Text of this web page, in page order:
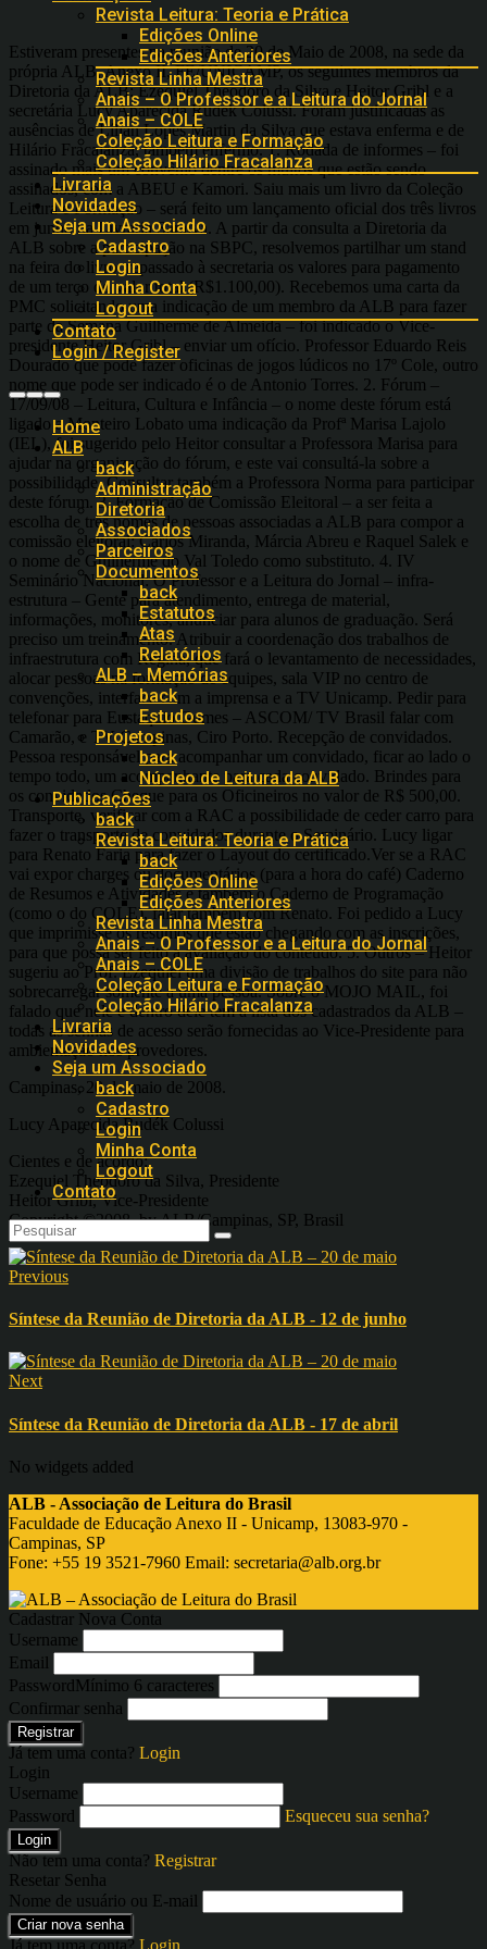
Revista Leitura: Teoria e Prática
Edições Online
Edições Anteriores
Revista Linha Mestra
Anais – O Professor e a Leitura do Jornal
Anais – COLE
Coleção Leitura e Formação
Coleção Hilário Fracalanza
Livraria
Novidades
Seja um Associado
Cadastro
Login
Minha Conta
Logout
Contato
Login / Register
Home
ALB
back
Administração
Diretoria
Associados
Parceiros
Documentos
back
Estatutos
Atas
Relatórios
ALB – Memórias
back
Estudos
Projetos
back
Núcleo de Leitura da ALB
Publicações
back
Revista Leitura: Teoria e Prática
back
Edições Online
Edições Anteriores
Revista Linha Mestra
Anais – O Professor e a Leitura do Jornal
Anais – COLE
Coleção Leitura e Formação
Coleção Hilário Fracalanza
Livraria
Novidades
Seja um Associado
back
Cadastro
Login
Minha Conta
Logout
Contato
Estiveram presentes na reunião de 20 de Maio de 2008, na sede da
própria ALB, Anexo II, FE/UNICAMP, os seguintes membros da
Diretoria da ALB: Ezequiel Theodoro da Silva e Heitor Gribl e a
secretária Lucy Aparecida Rudek Colussi. Foram justificadas as
ausências de Lílian Lopes Martin da Silva que estava enferma e de
Hilário Fracalanza, também enfermo. 1. Rodada de informes – foi
assinado mais um convênio dentre os muitos que estão sendo
assinados, com a ABEU e Kamori. Saiu mais um livro da Coleção
Leitura e Formação – será feito um lançamento oficial dos três livros
em junho na Livraria Saraiva. A partir da consulta a Diretoria da
ALB sobre a participação na SBPC, resolvemos partilhar um stand
na feira do livro, repassado à secretaria os valores para pagamento
de um terço do valor total (R$1.100,00). Recebemos uma carta da
PMC solicitando uma indicação de um membro da ALB para fazer
parte da Semana Guilherme de Almeida – foi indicado o Vice-
presidente Heitor Gribl – enviar um ofício. Professor Eduardo Reis
Dourado que pode fazer oficinas de jogos lúdicos no 17º Cole, outro
nome que pode ser indicado é o de Antonio Torres. 2. Fórum –
17/09/08 – Leitura, Cultura e Infância – o nome deste fórum está
ligado a Monteiro Lobato uma indicação da Profª Marisa Lajolo
(IEL), foi sugerido pelo Heitor consultar a Professora Marisa para
ajudar na organização do fórum, e este vai consultá-la sobre a
possibilidade. Consultar também a Professora Norma para participar
deste fórum. 3. Formação de Comissão Eleitoral – a ser feita a
escolha de três nomes de pessoas associadas a ALB para compor a
comissão eleitoral: Carlos Miranda, Márcia Abreu e Raquel Salek e
o nome de Guilherme do Val Toledo como substituto. 4. IV
Seminário Nacional: O Professor e a Leitura do Jornal – infra-
estrutura – Gente para atendimento, entrega de material,
informações, monitores, anunciar para alunos de graduação. Será
preciso um treinamento. Atribuir a coordenação dos trabalhos de
infraestrutura com Regina, que fará o levantamento de necessidades,
alocar pessoas na formação de equipes, sala VIP no centro de
convenções, interface com a imprensa e a TV Unicamp. Pedir para
telefonar para Eustáquio Gomes – ASCOM/ TV Brasil falar com
Camarão, e TV Campinas, Ciro Porto. Recepção de convidados.
Pessoa responsável para acompanhar um convidado, ficar ao lado o
tempo todo, um acompanhante para cada convidado. Brindes para
os convidados.Cheque para os Oficineiros no valor de R$ 500,00.
Transporte, verificar com a RAC a possibilidade de ceder carro para
fazer o transporte de convidados durante o Seminário. Lucy ligar
para Renato Faria para fazer o Layout do certificado.Ver se a RAC
vai expor charges ou documentários (para a hora do café) Caderno
de Resumos e Atividades e também o Caderno de Programação
(como o do COLE), falar também com Renato. Foi pedido a Lucy
que imprimisse os resumos que estão chegando com as inscrições,
para que possa ser feito a avaliação do conteúdo. 5. Outros – Heitor
sugeriu ao Prof. Ezequiel uma divisão de trabalhos do site para não
sobrecarregar somente a uma pessoa. Sobre o MOJO MAIL, foi
falado que nele e dentro dele tem a lista dos cadastrados da ALB –
todas as senhas de acesso serão fornecidas ao Vice-Presidente para
ambientação nos provedores.
Campinas, 20 de maio de 2008.
Lucy Aparecida Rudék Colussi
Cientes e de acordo:
Ezequiel Theodoro da Silva, Presidente
Heitor Gribl, Vice-Presidente
Copyright ©2008, by ALB/Campinas, SP, Brasil
Previous
Síntese da Reunião de Diretoria da ALB - 12 de junho
Next
Síntese da Reunião de Diretoria da ALB - 17 de abril
No widgets added
ALB - Associação de Leitura do Brasil
Faculdade de Educação Anexo II - Unicamp, 13083-970 -
Campinas, SP
Fone: +55 19 3521-7960 Email: secretaria@alb.org.br
Cadastrar Nova Conta
Username
Email
PasswordMínimo 6 caracteres
Confirmar senha
Registrar
Já tem uma conta? Login
Login
Username
Password
Esqueceu sua senha?
Login
Não tem uma conta? Registrar
Resetar Senha
Nome de usuário ou E-mail
Criar nova senha
Já tem uma conta? Login